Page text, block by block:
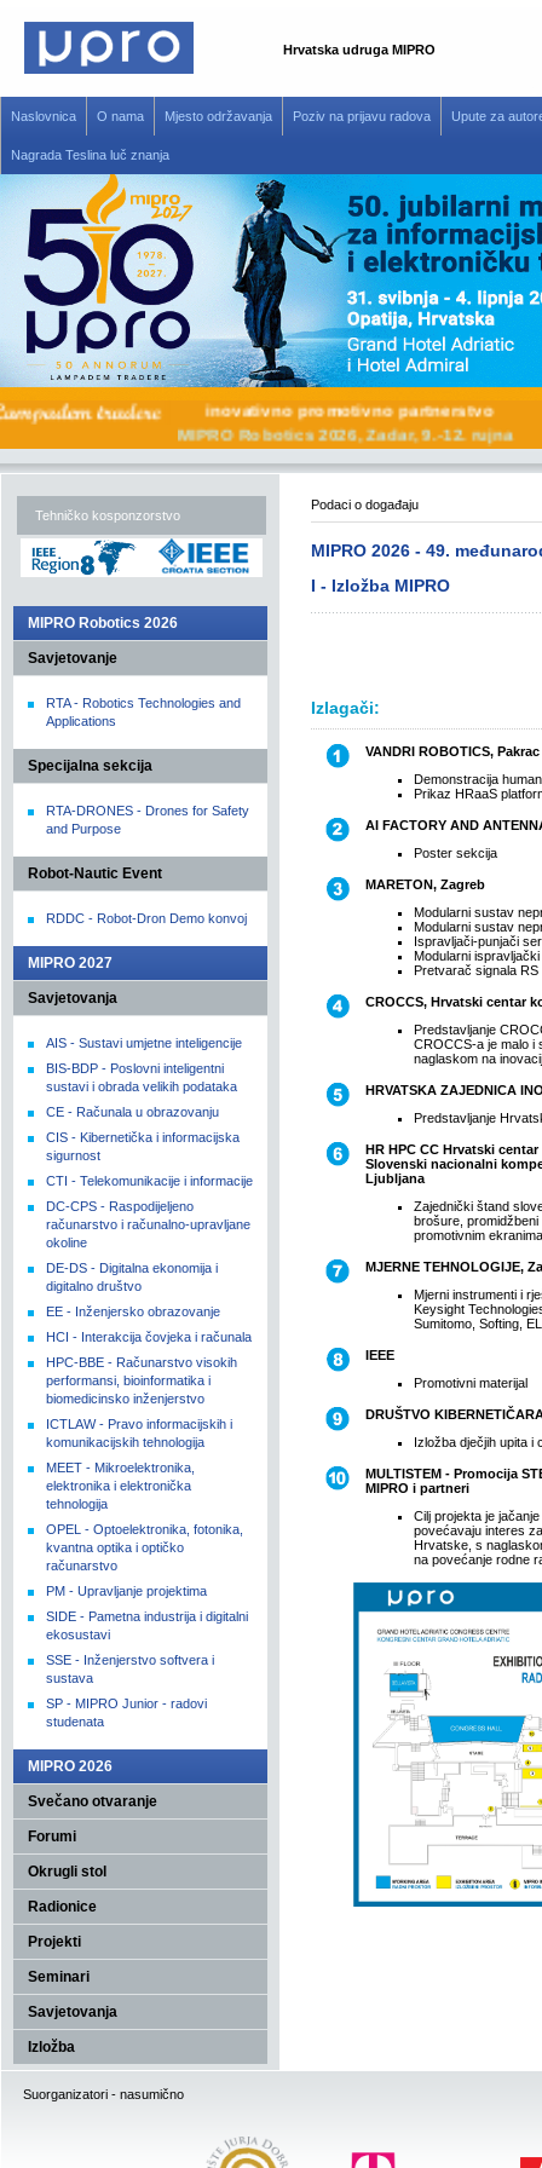
Hrvatska udruga MIPRO
Naslovnica O nama Mjesto održavanja Poziv na prijavu radova Upute za
Nagrada Teslina luč znanja
inovativno promotivno partnerstvo
MIPRO Robotics 2026, Zadar, 9.-12. rujna
Tehničko kosponzorstvo
MIPRO Robotics 2026
Savjetovanje
RTA - Robotics Technologies and
Applications
Specijalna sekcija
RTA-DRONES - Drones for Safety
and Purpose
Robot-Nautic Event
RDDC - Robot-Dron Demo konvoj
MIPRO 2027
Savjetovanja
AIS - Sustavi umjetne inteligencije
BIS-BDP - Poslovni inteligentni
sustavi i obrada velikih podataka
CE - Računala u obrazovanju
CIS - Kibernetička i informacijska
sigurnost
CTI - Telekomunikacije i informacije
DC-CPS - Raspodijeljeno
računarstvo i računalno-upravljane
okoline
DE-DS - Digitalna ekonomija i
digitalno društvo
EE - Inženjersko obrazovanje
HCI - Interakcija čovjeka i računala
HPC-BBE - Računarstvo visokih
performansi, bioinformatika i
biomedicinsko inženjerstvo
ICTLAW - Pravo informacijskih i
komunikacijskih tehnologija
MEET - Mikroelektronika,
elektronika i elektronička
tehnologija
OPEL - Optoelektronika, fotonika,
kvantna optika i optičko
računarstvo
PM - Upravljanje projektima
SIDE - Pametna industrija i digitalni
ekosustavi
SSE - Inženjerstvo softvera i
sustava
SP - MIPRO Junior - radovi
studenata
MIPRO 2026
Svečano otvaranje
Forumi
Okrugli stol
Radionice
Projekti
Seminari
Savjetovanja
Izložba
Podaci o događaju
MIPRO 2026 - 49.
I - Izložba MIPRO
Izlagači:
VANDRI ROBOTICS, Pakrac
Demonstracija
Prikaz HRaaS
AI FACTORY AND
Poster sekcija
MARETON, Zagreb
Modularni sustav
Modularni sustav
Ispravljači-punjači
Modularni
Pretvarač signala
CROCCS, Hrvatski centar
Predstavljanje
CROCCS-a je malo i
naglaskom na
HRVATSKA ZAJEDNICA
Predstavljanje
HR HPC CC Hrvatski
Slovenski nacionalni
Ljubljana
Zajednički štand
brošure, promidžbeni
promotivnim
MJERNE TEHNOLOGIJE,
Mjerni instrumenti i
Keysight
Sumitomo, Softing,
IEEE
Promotivni materijal
DRUŠTVO
Izložba dječjih upita i
MULTISTEM - Promocija
MIPRO i partneri
Cilj projekta je
povećavaju interes
Hrvatske, s
na povećanje rodne
Suorganizatori - nasumično